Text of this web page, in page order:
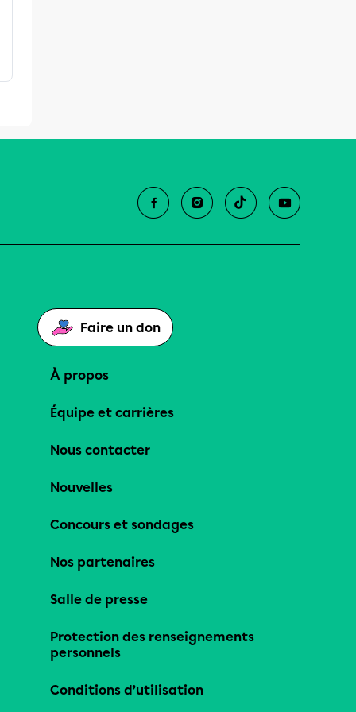
Faire un don
À propos
Équipe et carrières
Nous contacter
Nouvelles
Concours et sondages
Nos partenaires
Salle de presse
Protection des renseignements
personnels
Conditions d’utilisation